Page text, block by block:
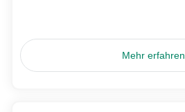
Mehr erfahren